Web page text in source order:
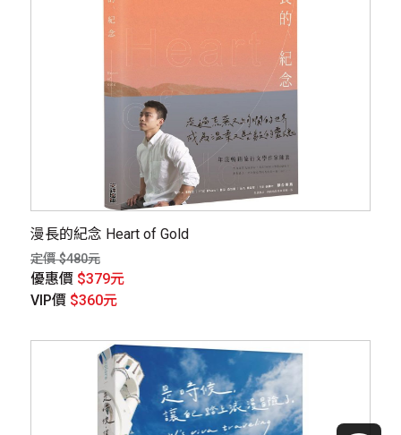
漫長的紀念 Heart of Gold
定價 $480元
優惠價 $379元
VIP價 $360元